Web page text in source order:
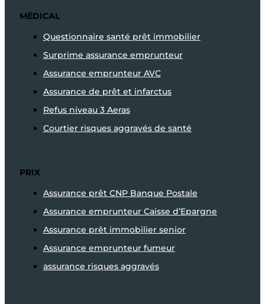
MÉDICAL
Questionnaire santé prêt immobilier
Surprime assurance emprunteur
Assurance emprunteur AVC
Assurance de prêt et infarctus
Refus niveau 3 Aeras
Courtier risques aggravés de santé
PRIX
Assurance prêt CNP Banque Postale
Assurance emprunteur Caisse d’Epargne
Assurance prêt immobilier senior
Assurance emprunteur fumeur
assurance risques aggravés